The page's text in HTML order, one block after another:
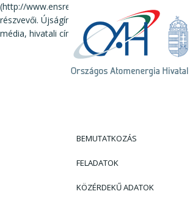
(http://www.ensreg.eu/ensreg-conferences)
részvevői. Újságírók helyszíni részvételéhez
média, hivatali cím, telefon és faxszám, e-mail
BEMUTATKOZÁS
FELADATOK
KÖZÉRDEKŰ ADATOK